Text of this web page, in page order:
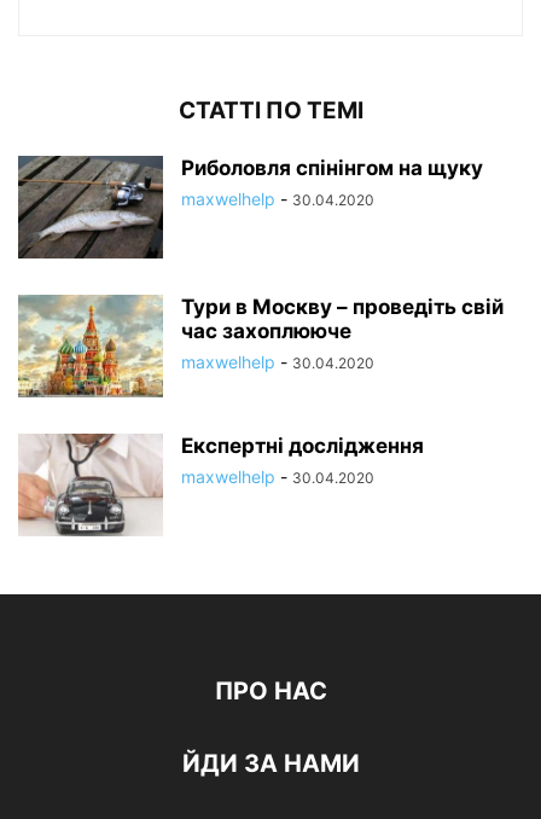
СТАТТІ ПО ТЕМІ
Риболовля спінінгом на щуку
maxwelhelp - 30.04.2020
Тури в Москву – проведіть свій
час захоплююче
maxwelhelp - 30.04.2020
Експертні дослідження
maxwelhelp - 30.04.2020
ПРО НАС
ЙДИ ЗА НАМИ